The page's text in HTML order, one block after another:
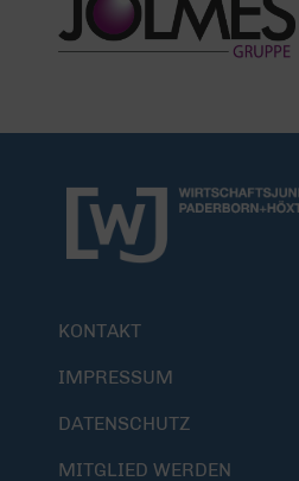
KONTAKT
IMPRESSUM
DATENSCHUTZ
MITGLIED WERDEN